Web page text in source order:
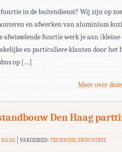
in de buitendienst? Wij zijn op
en afwerken van aluminium
afwisselende functie werk je aan (kleine
en particuliere klanten door het
op […]
Meer over
Den Haag
HAAG VAKGEBIED:TECHNIEK/INDUSTRIE